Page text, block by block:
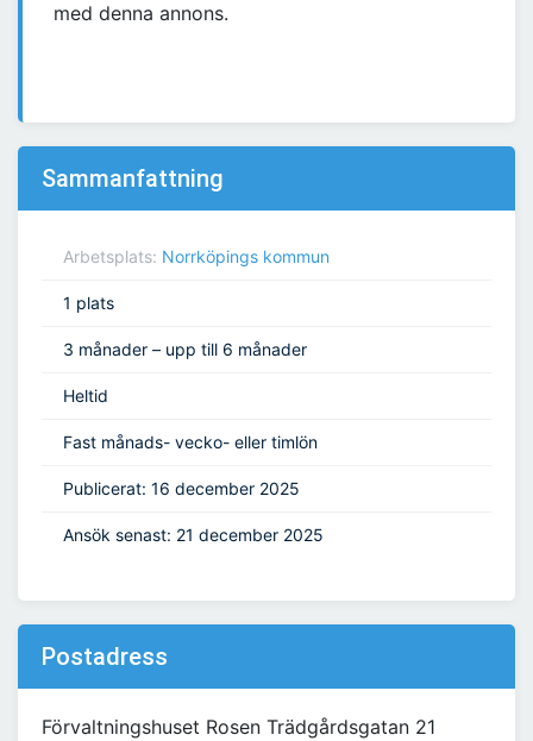
med denna annons.
Sammanfattning
Arbetsplats: Norrköpings kommun
1 plats
3 månader – upp till 6 månader
Heltid
Fast månads- vecko- eller timlön
Publicerat: 16 december 2025
Ansök senast: 21 december 2025
Postadress
Förvaltningshuset Rosen Trädgårdsgatan 21